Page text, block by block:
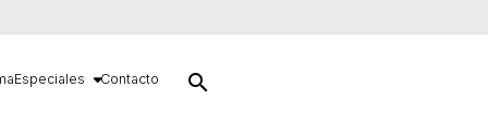
Especiales Contacto search